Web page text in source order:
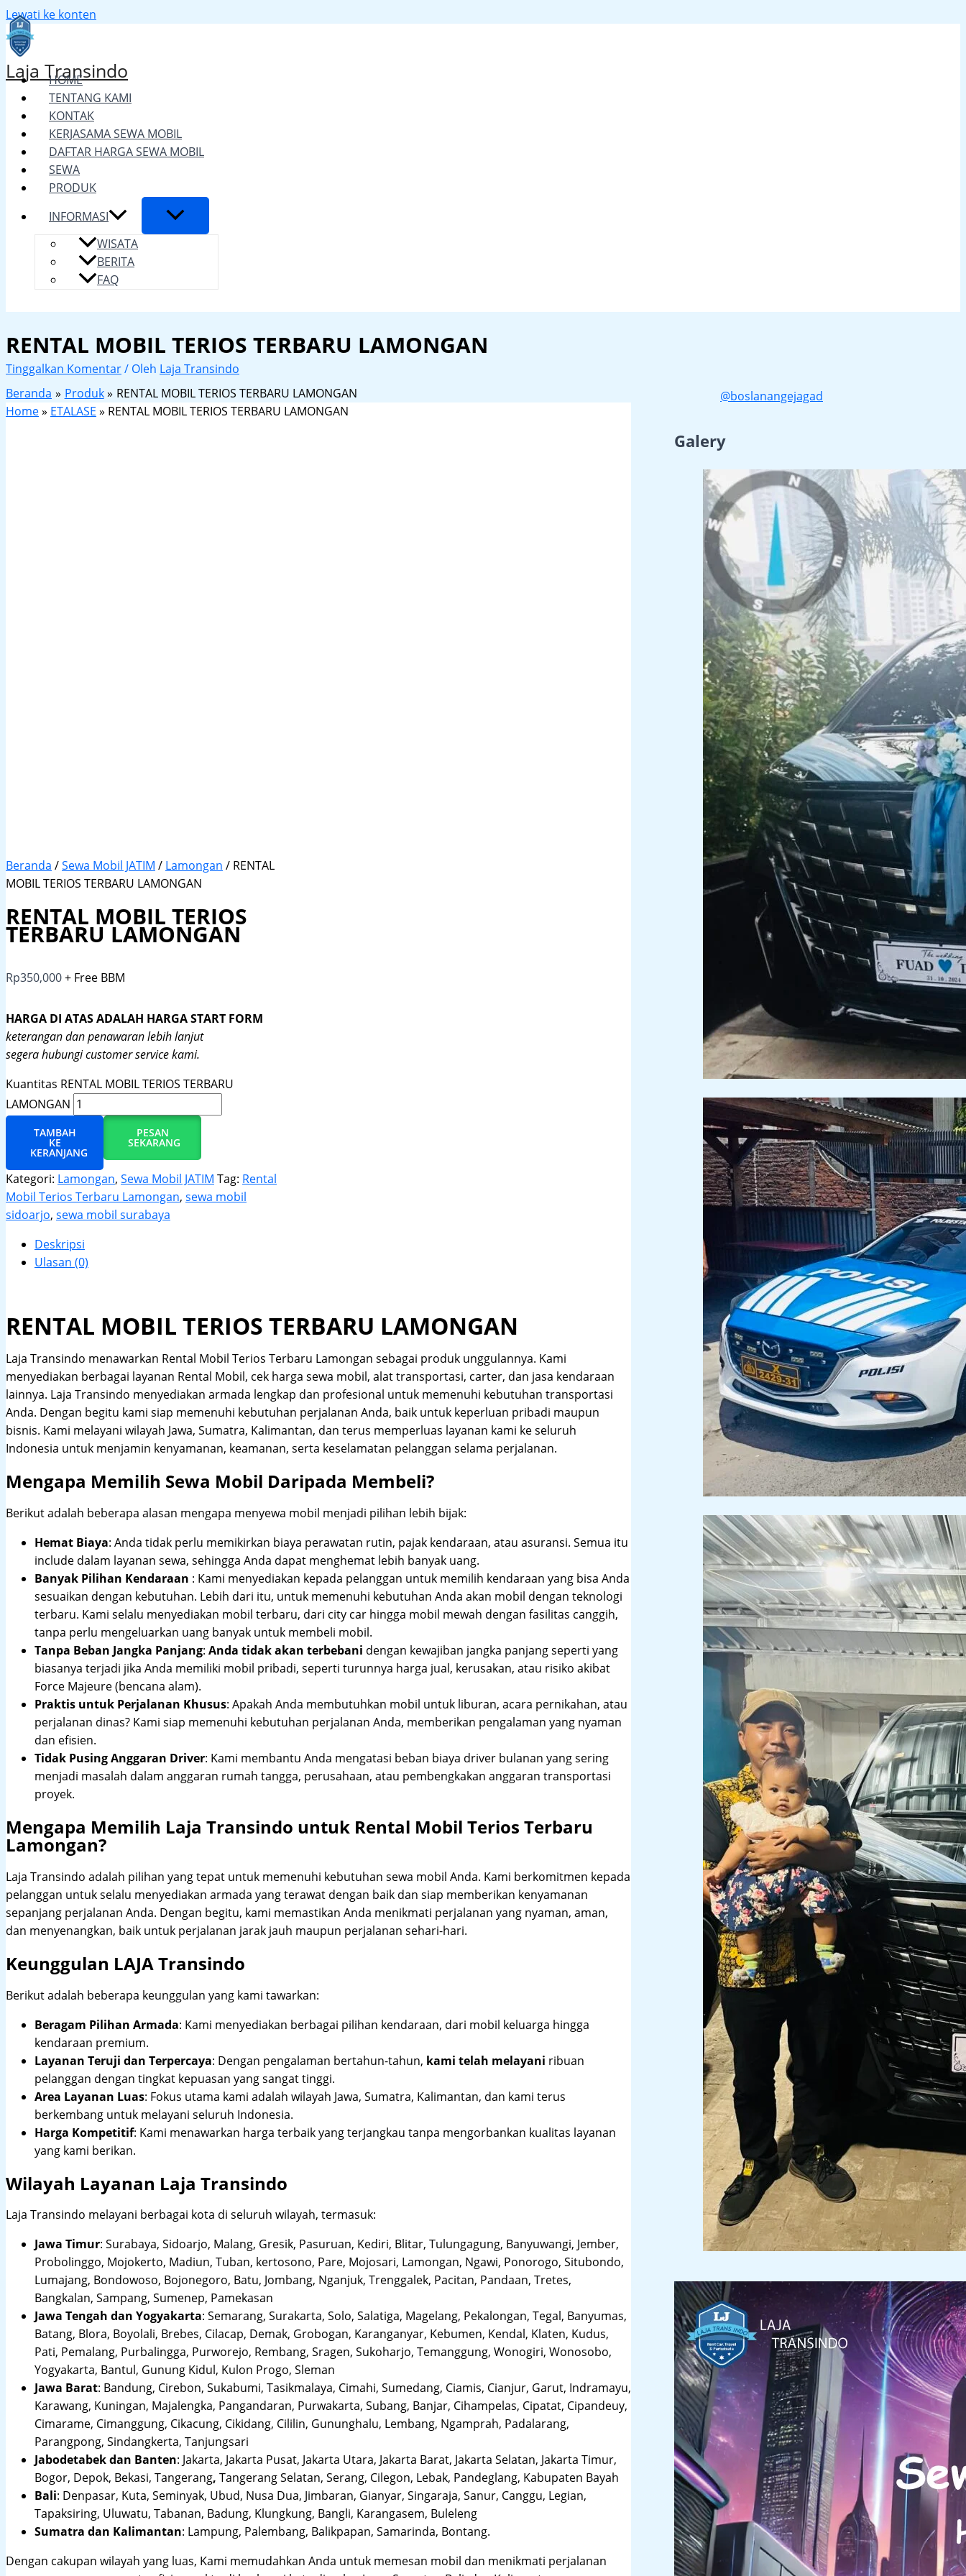
Lewati ke konten
Laja Transindo
HOME
TENTANG KAMI
KONTAK
KERJASAMA SEWA MOBIL
DAFTAR HARGA SEWA MOBIL
SEWA
PRODUK
INFORMASI
WISATA
BERITA
FAQ
RENTAL MOBIL TERIOS TERBARU LAMONGAN
Tinggalkan Komentar/ Oleh Laja Transindo
Beranda
Produk
RENTAL MOBIL TERIOS TERBARU LAMONGAN
Home» ETALASE » RENTAL MOBIL TERIOS TERBARU LAMONGAN
Beranda /Sewa Mobil JATIM / Lamongan / RENTAL
MOBIL TERIOS TERBARU LAMONGAN
RENTAL MOBIL TERIOS
TERBARU LAMONGAN
Rp350,000+ Free BBM
HARGA DI ATAS ADALAH HARGA START FORM
keterangan dan penawaran lebih lanjut
segera hubungi customer service kami.
Kuantitas RENTAL MOBIL TERIOS TERBARU
LAMONGAN
TAMBAH
KE
KERANJANG
PESAN
SEKARANG
Kategori: Lamongan, Sewa Mobil JATIM Tag: Rental
Mobil Terios Terbaru Lamongan, sewa mobil
sidoarjo, sewa mobil surabaya
Deskripsi
Ulasan (0)
RENTAL MOBIL TERIOS TERBARU LAMONGAN
Laja Transindo menawarkan Rental Mobil Terios Terbaru Lamongan sebagai produk unggulannya. Kami
menyediakan berbagai layanan Rental Mobil, cek harga sewa mobil, alat transportasi, carter, dan jasa kendaraan
lainnya. Laja Transindo menyediakan armada lengkap dan profesional untuk memenuhi kebutuhan transportasi
Anda. Dengan begitu kami siap memenuhi kebutuhan perjalanan Anda, baik untuk keperluan pribadi maupun
bisnis. Kami melayani wilayah Jawa, Sumatra, Kalimantan, dan terus memperluas layanan kami ke seluruh
Indonesia untuk menjamin kenyamanan, keamanan, serta keselamatan pelanggan selama perjalanan.
Mengapa Memilih Sewa Mobil Daripada Membeli?
Berikut adalah beberapa alasan mengapa menyewa mobil menjadi pilihan lebih bijak:
Hemat Biaya: Anda tidak perlu memikirkan biaya perawatan rutin, pajak kendaraan, atau asuransi. Semua itu
include dalam layanan sewa, sehingga Anda dapat menghemat lebih banyak uang.
Banyak Pilihan Kendaraan : Kami menyediakan kepada pelanggan untuk memilih kendaraan yang bisa Anda
sesuaikan dengan kebutuhan. Lebih dari itu, untuk memenuhi kebutuhan Anda akan mobil dengan teknologi
terbaru. Kami selalu menyediakan mobil terbaru, dari city car hingga mobil mewah dengan fasilitas canggih,
tanpa perlu mengeluarkan uang banyak untuk membeli mobil.
Tanpa Beban Jangka Panjang: Anda tidak akan terbebani dengan kewajiban jangka panjang seperti yang
biasanya terjadi jika Anda memiliki mobil pribadi, seperti turunnya harga jual, kerusakan, atau risiko akibat
Force Majeure (bencana alam).
Praktis untuk Perjalanan Khusus: Apakah Anda membutuhkan mobil untuk liburan, acara pernikahan, atau
perjalanan dinas? Kami siap memenuhi kebutuhan perjalanan Anda, memberikan pengalaman yang nyaman
dan efisien.
Tidak Pusing Anggaran Driver: Kami membantu Anda mengatasi beban biaya driver bulanan yang sering
menjadi masalah dalam anggaran rumah tangga, perusahaan, atau pembengkakan anggaran transportasi
proyek.
Mengapa Memilih Laja Transindo untuk Rental Mobil Terios Terbaru
Lamongan?
Laja Transindo adalah pilihan yang tepat untuk memenuhi kebutuhan sewa mobil Anda. Kami berkomitmen kepada
pelanggan untuk selalu menyediakan armada yang terawat dengan baik dan siap memberikan kenyamanan
sepanjang perjalanan Anda. Dengan begitu, kami memastikan Anda menikmati perjalanan yang nyaman, aman,
dan menyenangkan, baik untuk perjalanan jarak jauh maupun perjalanan sehari-hari.
Keunggulan LAJA Transindo
Berikut adalah beberapa keunggulan yang kami tawarkan:
Beragam Pilihan Armada: Kami menyediakan berbagai pilihan kendaraan, dari mobil keluarga hingga
kendaraan premium.
Layanan Teruji dan Terpercaya: Dengan pengalaman bertahun-tahun, kami telah melayani ribuan
pelanggan dengan tingkat kepuasan yang sangat tinggi.
Area Layanan Luas: Fokus utama kami adalah wilayah Jawa, Sumatra, Kalimantan, dan kami terus
berkembang untuk melayani seluruh Indonesia.
Harga Kompetitif: Kami menawarkan harga terbaik yang terjangkau tanpa mengorbankan kualitas layanan
yang kami berikan.
Wilayah Layanan Laja Transindo
Laja Transindo melayani berbagai kota di seluruh wilayah, termasuk:
Jawa Timur: Surabaya, Sidoarjo, Malang, Gresik, Pasuruan, Kediri, Blitar, Tulungagung, Banyuwangi, Jember,
Probolinggo, Mojokerto, Madiun, Tuban, kertosono, Pare, Mojosari, Lamongan, Ngawi, Ponorogo, Situbondo,
Lumajang, Bondowoso, Bojonegoro, Batu, Jombang, Nganjuk, Trenggalek, Pacitan, Pandaan, Tretes,
Bangkalan, Sampang, Sumenep, Pamekasan
Jawa Tengah dan Yogyakarta: Semarang, Surakarta, Solo, Salatiga, Magelang, Pekalongan, Tegal, Banyumas,
Batang, Blora, Boyolali, Brebes, Cilacap, Demak, Grobogan, Karanganyar, Kebumen, Kendal, Klaten, Kudus,
Pati, Pemalang, Purbalingga, Purworejo, Rembang, Sragen, Sukoharjo, Temanggung, Wonogiri, Wonosobo,
Yogyakarta, Bantul, Gunung Kidul, Kulon Progo, Sleman
Jawa Barat: Bandung, Cirebon, Sukabumi, Tasikmalaya, Cimahi, Sumedang, Ciamis, Cianjur, Garut, Indramayu,
Karawang, Kuningan, Majalengka, Pangandaran, Purwakarta, Subang, Banjar, Cihampelas, Cipatat, Cipandeuy,
Cimarame, Cimanggung, Cikacung, Cikidang, Cililin, Gununghalu, Lembang, Ngamprah, Padalarang,
Parangpong, Sindangkerta, Tanjungsari
Jabodetabek dan Banten: Jakarta, Jakarta Pusat, Jakarta Utara, Jakarta Barat, Jakarta Selatan, Jakarta Timur,
Bogor, Depok, Bekasi, Tangerang, Tangerang Selatan, Serang, Cilegon, Lebak, Pandeglang, Kabupaten Bayah
Bali: Denpasar, Kuta, Seminyak, Ubud, Nusa Dua, Jimbaran, Gianyar, Singaraja, Sanur, Canggu, Legian,
Tapaksiring, Uluwatu, Tabanan, Badung, Klungkung, Bangli, Karangasem, Buleleng
Sumatra dan Kalimantan: Lampung, Palembang, Balikpapan, Samarinda, Bontang.
Dengan cakupan wilayah yang luas, Kami memudahkan Anda untuk memesan mobil dan menikmati perjalanan
@boslanangejagad
Galery